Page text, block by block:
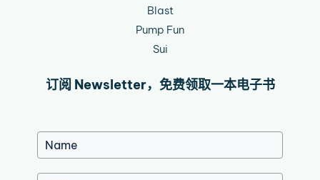
Blast
Pump Fun
Sui
订阅 Newsletter，免费领取一本电子书